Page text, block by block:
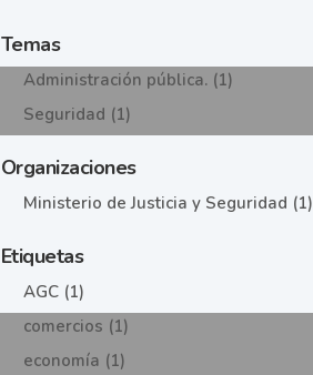
Temas
Administración pública. (1)
Seguridad (1)
Organizaciones
Ministerio de Justicia y Seguridad (1)
Etiquetas
AGC (1)
comercios (1)
economía (1)